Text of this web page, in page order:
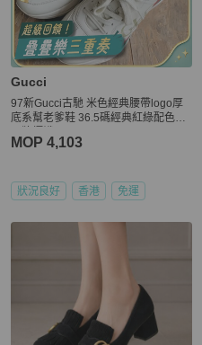
Gucci
97新Gucci古馳 米色經典腰帶logo厚
底系幫老爹鞋 36.5碼經典紅綠配色和
MOP 4,103
狀況良好 香港 免運